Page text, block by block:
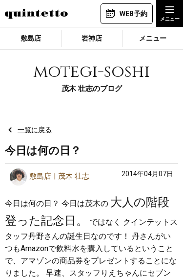
WEB予約
敷島店 岩神店 メニュー
motegi-soshi
茂木 壮志のブログ
一覧に戻る
今日は何の日？
敷島店 茂木 壮志 2014年04月07日
今日は何の日？ 今日は茂木の 大人の階段
登った記念日。
ではなく クインテットス
タッフ丹野さんの誕生日なのです！ 丹さんがい
つもAmazonで飲料水を購入しているということ
で、アマゾンの商品券をプレゼントすることにな
りました。 早速、スタッフりえちゃんにセブン